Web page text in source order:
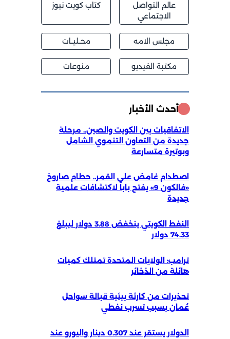
عالم التواصل
الاجتماعي
كتاب كويت نيوز
مجلس الامه محــليــات
مكتبة الفيديو منوعات
أحدث الأخبار
الاتفاقيات بين الكويت والصين.. مرحلة
جديدة من التعاون التنموي الشامل
وبوتيرة متسارعة
اصطدام غامض على القمر.. حطام صاروخ
«فالكون 9» يفتح باباً لاكتشافات علمية
جديدة
النفط الكويتي ينخفض 3.88 دولار ليبلغ
74.33 دولار
ترامب: الولايات المتحدة تمتلك كميات
هائلة من الذخائر
تحذيرات من كارثة بيئية قبالة سواحل
عُمان بسبب تسرب نفطي
الدولار يستقر عند 0.307 دينار واليورو عند